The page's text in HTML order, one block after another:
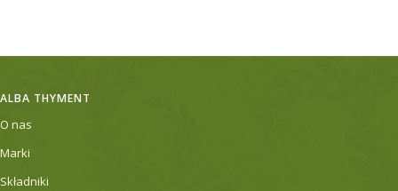
ALBA THYMENT
O nas
Marki
Składniki